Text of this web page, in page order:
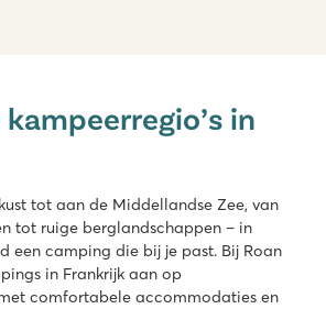
- Corsica - Ghisonaccia
glijbaan en waterspeeltuin
en spabehandelingen
stranden van Corsica
in
tot aan de Middellandse Zee, van
tot ruige berglandschappen – in
een camping die bij je past. Bij Roan
in Frankrijk aan op
comfortabele accommodaties en